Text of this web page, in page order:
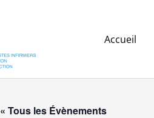
Accueil
« Tous les Évènements